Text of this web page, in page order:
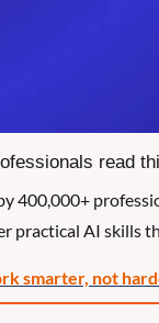
read
400,000+
practical AI skills
smarter, not